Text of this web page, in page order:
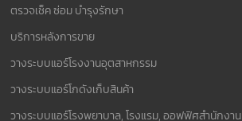
ตรวจเช็ค ซ่อม บำรุงรักษา
บริการหลังการขาย
วางระบบแอร์โรงงานอุตสาหกรรม
วางระบบแอร์โกดังเก็บสินค้า
วางระบบแอร์โรงพยาบาล, โรงแรม, ออฟฟิศสำนักงาน